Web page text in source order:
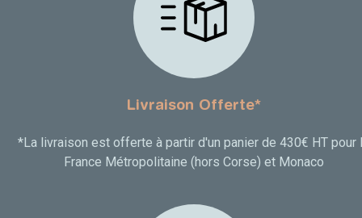
Livraison Offerte*
*La livraison est offerte à partir d'un panier de 430€ HT pour
France Métropolitaine (hors Corse) et Monaco